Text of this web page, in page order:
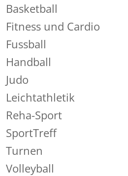
Basketball
Fitness und Cardio
Fussball
Handball
Judo
Leichtathletik
Reha-Sport
SportTreff
Turnen
Volleyball